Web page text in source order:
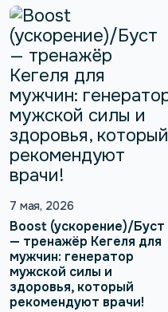
вагинопластику. Не повлияет
ли операция на
чувствительность? И можно
ли помочь организму
восстановиться быстрее?
Вместе с врачом-
гинекологом и хирургом
разбираем самые тревожные
вопросы, которые возникают
до и после интимной
7 мая, 2026
Boost (ускорение)/Буст
— тренажёр Кегеля для
мужчин: генератор
мужской силы и
здоровья, который
рекомендуют врачи!